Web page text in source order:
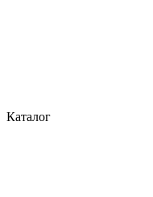
Каталог